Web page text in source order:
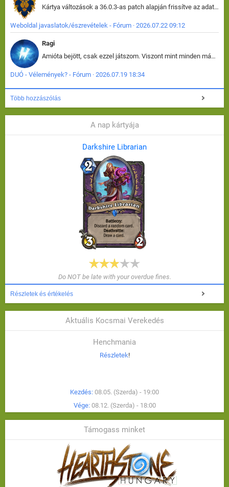
Kártya változások a 36.0.3-as patch alapján frissítve az adatbázisban (képek is cserélve).
Weboldal javaslatok/észrevételek - Fórum · 2026.07.22 09:12
Ragi
Amióta bejött, csak ezzel játszom. Viszont mint minden más - akár az alapjáték is, ez is baromira összetett lett. Néha már pár kör után is esélytelen az egész. Vagy irreállisan túltápol valaki, vagy lelép a partner, vagy csak hülye mint a segg. És amikor eljönne az én időm, na akkor jön el mindenki másé is. Engem jobban érdekelne, hogy ki milyen ratingen szokott játszani. Na ez lenne egy érdekes adat.
DUÓ - Vélemények? - Fórum · 2026.07.19 18:34
Több hozzászólás
A nap kártyája
Darkshire Librarian
Do NOT be late with your overdue fines.
Részletek és értékelés
Aktuális Kocsmai Verekedés
Henchmania
Részletek!
Kezdés: 08.05. (Szerda) - 19:00
Vége: 08.12. (Szerda) - 18:00
Támogass minket